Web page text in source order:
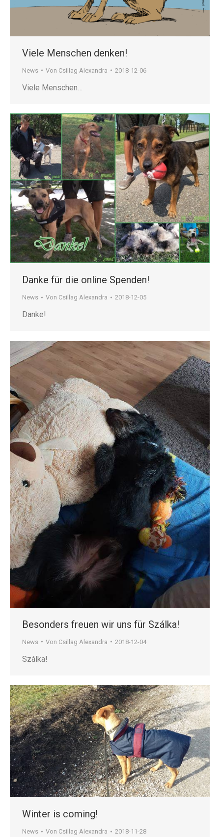
Viele Menschen denken!
News Von Csillag Alexandra 2018-12-06
Viele Menschen…
Danke für die online Spenden!
News Von Csillag Alexandra 2018-12-05
Danke!
Besonders freuen wir uns für Szálka!
News Von Csillag Alexandra 2018-12-04
Szálka!
Winter is coming!
News Von Csillag Alexandra 2018-11-28